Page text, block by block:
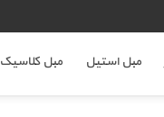
مبل استیل مبل کلاسیک